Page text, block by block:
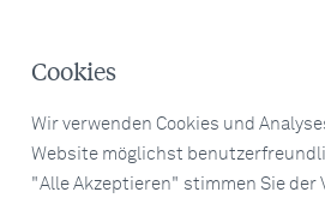
Cookies
Wir verwenden Cookies und
Website möglichst
"Alle Akzeptieren" stimmen Sie der